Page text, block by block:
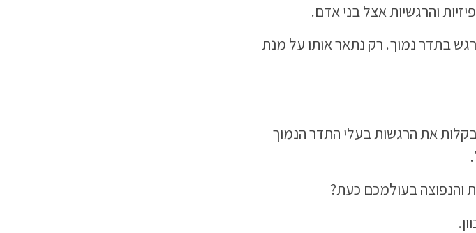
והרגשיות אצל בני אדם.
בתדר נמוך. רק נתאר אותו על מנת
את הרגשות בעלי התדר הנמוך
והנפוצה בעולמכם כעת?